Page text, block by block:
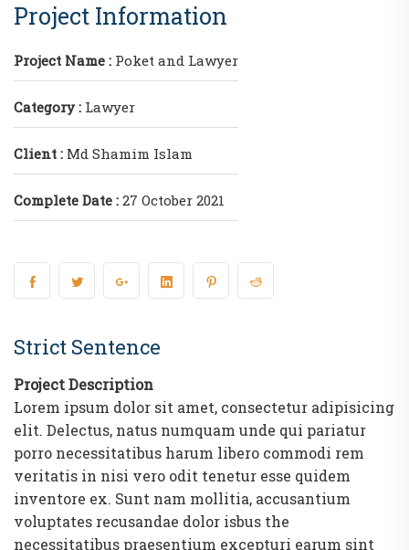
Project Information
Project Name : Poket and Lawyer
Category : Lawyer
Client : Md Shamim Islam
Complete Date : 27 October 2021
Strict Sentence
Project Description
Lorem ipsum dolor sit amet, consectetur adipisicing
elit. Delectus, natus numquam unde qui pariatur
porro necessitatibus harum libero commodi rem
veritatis in nisi vero odit tenetur esse quidem
inventore ex. Sunt nam mollitia, accusantium
voluptates recusandae dolor isbus the
necessitatibus praesentium excepturi earum sint